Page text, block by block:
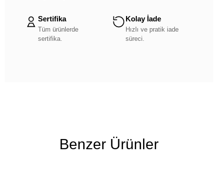
Sertifika
Tüm ürünlerde
sertifika.
Kolay İade
Hızlı ve pratik iade
süreci.
Benzer Ürünler